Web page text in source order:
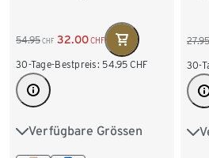
54.95 CHF 32.00CHF
30-Tage-Bestpreis: 54.95 CHF
Verfügbare Grössen
36 38 40 42
27.95
30-
S